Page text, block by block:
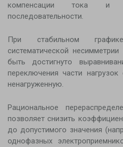
компенсации тока и
последовательности.
При стабильном
систематической
быть достигнуто
переключения части
ненагруженную.
Рациональное
позволяет снизить
до допустимого значения
однофазных